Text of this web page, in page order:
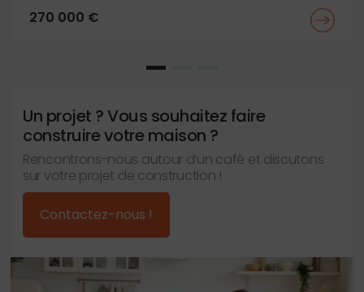
270 000 €
Un projet ? Vous souhaitez faire
construire votre maison ?
Rencontrons-nous autour d’un café et discutons
sur votre projet de construction !
Contactez-nous !